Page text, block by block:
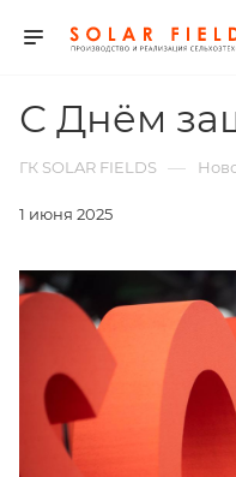
С Днём
ГК SOLAR FIELDS —
1 июня 2025